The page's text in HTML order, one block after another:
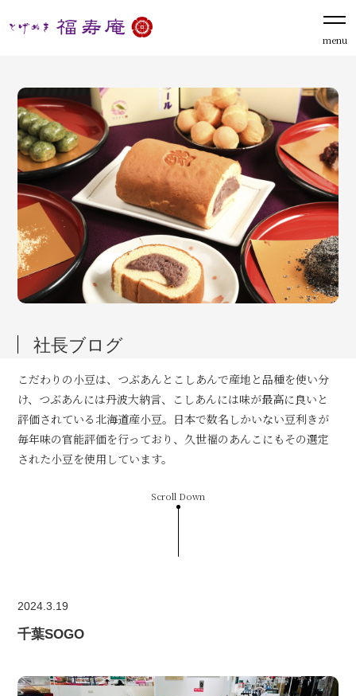
menu
社長ブログ
こだわりの小豆は、つぶあんとこしあんで産地と品種を使い分
け、つぶあんには丹波大納言、こしあんには味が最高に良いと
評価されている北海道産小豆。日本で数名しかいない豆利きが
毎年味の官能評価を行っており、久世福のあんこにもその選定
された小豆を使用しています。
Scroll Down
2024.3.19
千葉SOGO